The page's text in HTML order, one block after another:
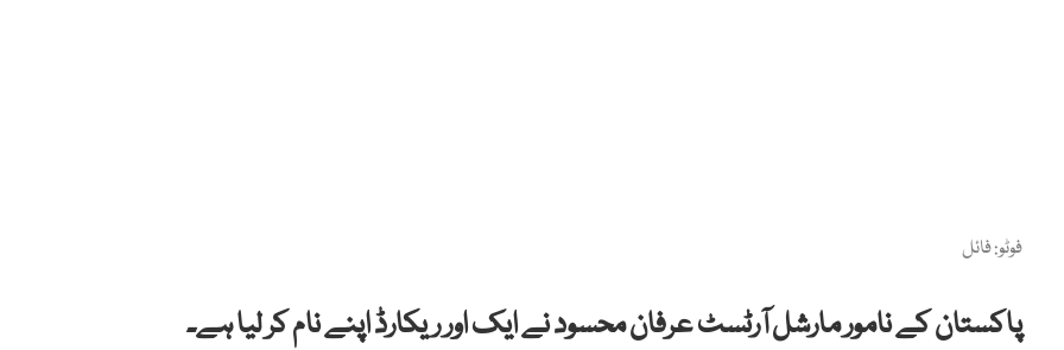
فوٹو: فائل
پاکستان کے نامور مارشل آرٹسٹ عرفان محسود نے ایک اور ریکارڈ اپنے نام کر لیا ہے۔